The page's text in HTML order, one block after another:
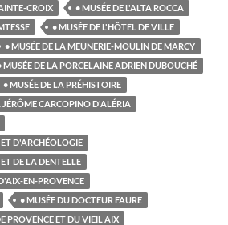
CROIX
• MUSÉE DE L'ALTA ROCCA
• MUSÉE DE L'HÔTEL DE VILLE
• MUSÉE DE LA MEUNERIE-MOULIN DE MARCY
MUSÉE DE LA PORCELAINE ADRIEN DUBOUCHÉ
• MUSÉE DE LA PRÉHISTOIRE
JÉRÔME CARCOPINO D'ALÉRIA
D'ARCHÉOLOGIE
DE LA DENTELLE
EN-PROVENCE
• MUSÉE DU DOCTEUR FAURE
PROVENCE ET DU VIEIL AIX